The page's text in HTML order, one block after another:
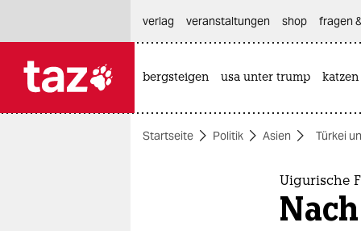
themen
verlag
veranstaltungen shop fragen
bergsteigen usa unter trump katzen
Startseite Politik Asien Türkei
Uigurische